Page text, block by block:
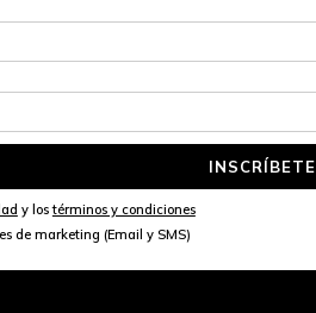
INSCRÍBETE
y lostérminos y condiciones
de marketing (Email y SMS)